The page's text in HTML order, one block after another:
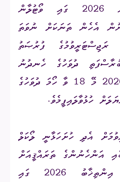
ދާއިރާގެ ބައި-އިލެކްޝަން 2026 ގައި ވޯޓުލާން
އެހެން ތަނަކަށް ނުވަތަ
ރަޖިސްޓަރީވުމުގެ ފުރުޞަތު
14 ވާ ބުރާސްފަތި ދުވަހުގެ ހެނދުނު
10:00 އިން ފެށިގެން 2026 މޭ 18 ވާ ހޯމަ ދުވަހުގެ
އެދި ހުށަހަޅާނީ ލޯކަލް
އަންހެނުންގެ ތަރައްޤީއަށް
މަސައްކަތްކުރާ ކޮމިޓީގެ އިންތިޚާބު 2026 ގައި